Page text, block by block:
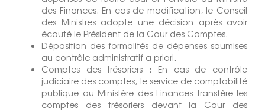
des Finances. En cas de modification, le Conseil
des Ministres adopte une décision après avoir
écouté le Président de la Cour des Comptes.
Déposition des formalités de dépenses soumises
au contrôle administratif a priori.
Comptes des trésoriers : En cas de contrôle
judiciaire des comptes, le service de comptabilité
publique au Ministère des Finances transfère les
comptes des trésoriers devant la Cour des